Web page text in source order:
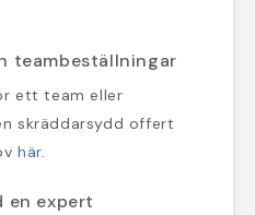
teambeställningar
ett team eller
skräddarsydd offert
här.
en expert